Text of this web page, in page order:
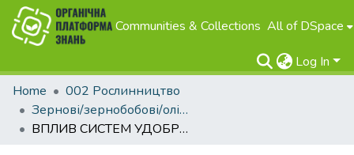
Communities & Collections All of DSpace
Log In
Home
002 Рослинництво
Зернові/зернобобові/олійні
ВПЛИВ СИСТЕМ УДОБРЕННЯ НА ЯКІСТЬ НАСІННЯ ВІВСА ТА ОСОБЛИВОСТІ ЙОГО РОСТОВИХ ПРОЦЕСІВ ПРИ БІОЛОГІЗАЦІЇЇ ЗЕМЛЕРОБСТВА